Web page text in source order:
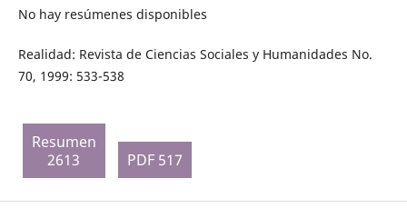
No hay resúmenes disponibles
Realidad: Revista de Ciencias Sociales y Humanidades No.
70, 1999: 533-538
Resumen
2613
PDF 517